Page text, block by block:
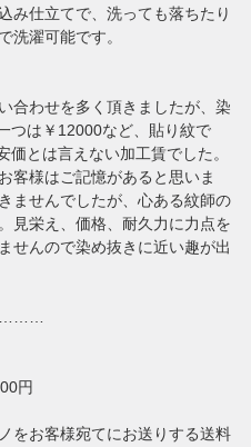
み仕立てで、洗っても落ちたり
洗濯可能です。
合わせを多く頂きましたが、染
つは￥12000など、貼り紋で
とは言えない加工賃でした。
客様はご記憶があると思いま
ませんでしたが、心ある紋師の
見栄え、価格、耐久力に力点を
せんので染め抜きに近い趣が出
円
をお客様宛てにお送りする送料